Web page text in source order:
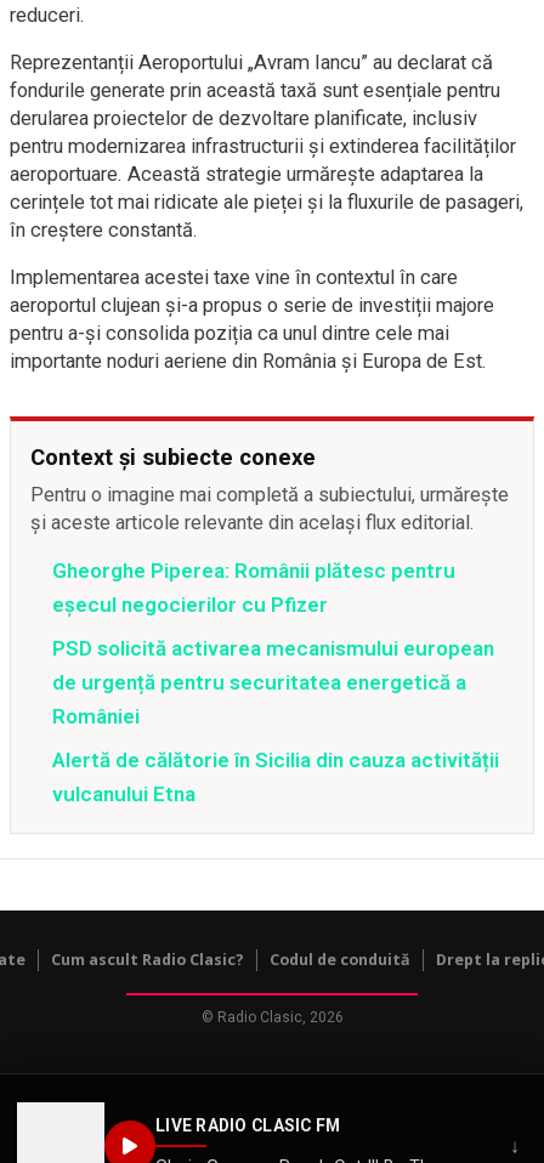
LIVE RADIO CLASIC FM
↓
reduceri.
Reprezentanții Aeroportului „Avram Iancu” au declarat că
fondurile generate prin această taxă sunt esențiale pentru
derularea proiectelor de dezvoltare planificate, inclusiv
pentru modernizarea infrastructurii și extinderea facilităților
aeroportuare. Această strategie urmărește adaptarea la
cerințele tot mai ridicate ale pieței și la fluxurile de pasageri,
în creștere constantă.
Implementarea acestei taxe vine în contextul în care
aeroportul clujean și-a propus o serie de investiții majore
pentru a-și consolida poziția ca unul dintre cele mai
importante noduri aeriene din România și Europa de Est.
Context și subiecte conexe
Pentru o imagine mai completă a subiectului, urmărește
și aceste articole relevante din același flux editorial.
Gheorghe Piperea: Românii plătesc pentru
eșecul negocierilor cu Pfizer
PSD solicită activarea mecanismului european
de urgență pentru securitatea energetică a
României
Alertă de călătorie în Sicilia din cauza activității
vulcanului Etna
Cum ascult Radio Clasic? Codul de conduită Drept la
© Radio Clasic, 2026